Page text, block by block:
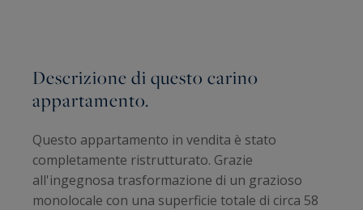
Descrizione di questo carino
appartamento.
Questo appartamento in vendita è stato
completamente ristrutturato. Grazie
all'ingegnosa trasformazione di un grazioso
monolocale con una superficie totale di circa 58